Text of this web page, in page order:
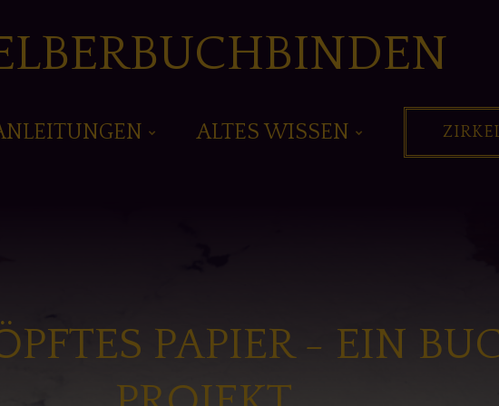
ALTES WISSEN
PAPIER - EIN